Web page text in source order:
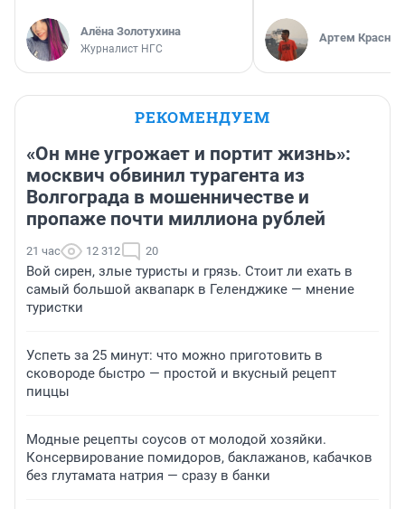
Алёна Золотухина
Журналист НГС
Артем Краснов
РЕКОМЕНДУЕМ
«Он мне угрожает и портит жизнь»:
москвич обвинил турагента из
Волгограда в мошенничестве и
пропаже почти миллиона рублей
21 час 12 312 20
Вой сирен, злые туристы и грязь. Стоит ли ехать в
самый большой аквапарк в Геленджике — мнение
туристки
Успеть за 25 минут: что можно приготовить в
сковороде быстро — простой и вкусный рецепт
пиццы
Модные рецепты соусов от молодой хозяйки.
Консервирование помидоров, баклажанов, кабачков
без глутамата натрия — сразу в банки